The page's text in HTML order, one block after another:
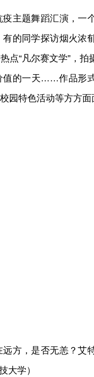
主题舞蹈汇演，一
的同学探访烟火浓
点“凡尔赛文学”，
值的一天……作品形
园特色活动等方方面
方，是否无恙？艾
大学）